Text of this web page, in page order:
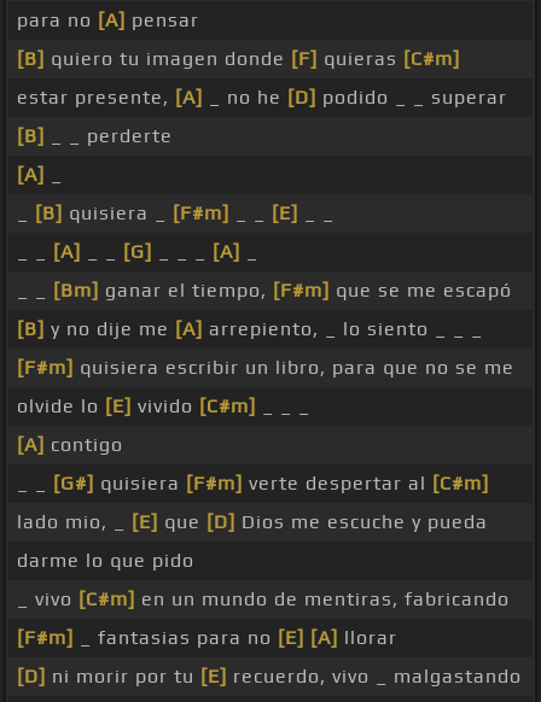
para no [A] pensar
[B] quiero tu imagen donde [F] quieras [C#m]
estar presente, [A] _ no he [D] podido _ _ superar
[B]
_ _ perderte
[A]
[B] quisiera _ [F#m] [E]
[A] [G] [A]
[Bm] ganar el tiempo, [F#m] que se me escapó
[B] y no dije me [A] arrepiento, _ lo siento _ _ _
[F#m] quisiera escribir un libro, para que no se me
olvide lo [E] vivido [C#m]
[A] contigo
[G#] quisiera [F#m] verte despertar al [C#m]
lado mio, _
[E] que [D] Dios me escuche y pueda
darme lo que pido
_ vivo [C#m] en un mundo de mentiras, fabricando
[F#m]
_ fantasias para no [E] [A] llorar
[D] ni morir por tu [E] recuerdo, vivo _ malgastando